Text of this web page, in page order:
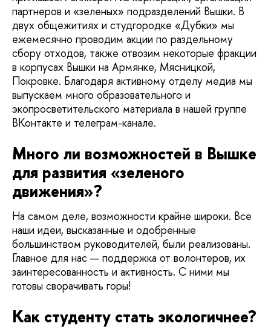
партнеров и «зеленых» подразделений Вышки. В
двух общежитиях и студгородке «Дубки» мы
ежемесячно проводим акции по раздельному
сбору отходов, также отвозим некоторые фракции
в корпусах Вышки на Армянке, Мясницкой,
Покровке. Благодаря активному отделу медиа мы
выпускаем много образовательного и
экопросветительского материала в нашей группе
ВКонтакте и телеграм-канале.
Много ли возможностей в Вышке
для развития «зеленого
движения»?
На самом деле, возможности крайне широки. Все
наши идеи, высказанные и одобренные
большинством руководителей, были реализованы.
Главное для нас — поддержка от волонтеров, их
заинтересованность и активность. С ними мы
готовы сворачивать горы!
Как студенту стать экологичнее?